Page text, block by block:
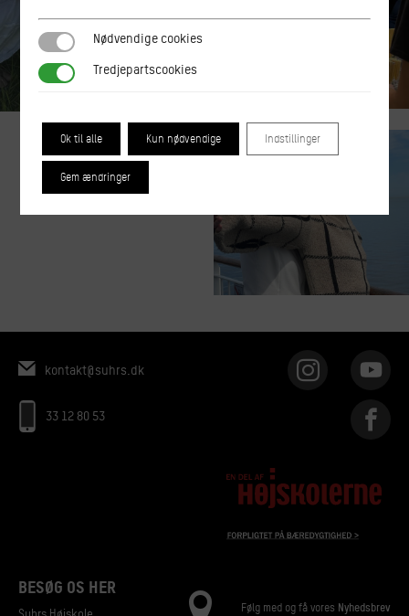
kontakt@suhrs.dk
33 12 80 53
BESØG OS HER
Følg med og få vores Nyhedsbrev
Nødvendige cookies
Nødvendige cookies
Tredjepartscookies
Tredjepartscookies
Ok til alle Kun nødvendige Indstillinger
Gem ændringer